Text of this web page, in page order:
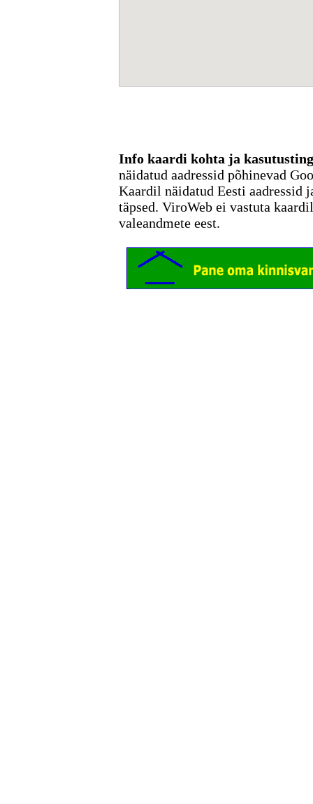
Info kaardi kohta ja
näidatud aadressid põhinevad
Kaardil näidatud Eesti aadressid
täpsed. ViroWeb ei vastuta
valeandmete eest.